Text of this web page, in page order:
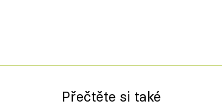
Přečtěte si také